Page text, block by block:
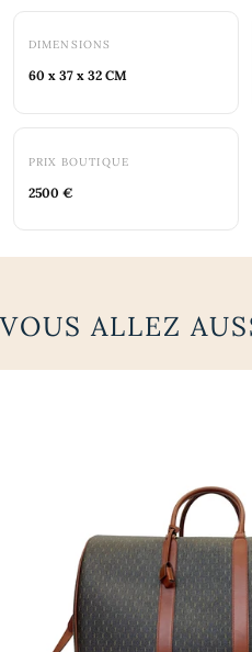
DIMENSIONS
60 x 37 x 32 CM
PRIX BOUTIQUE
2500 €
VOUS ALLEZ